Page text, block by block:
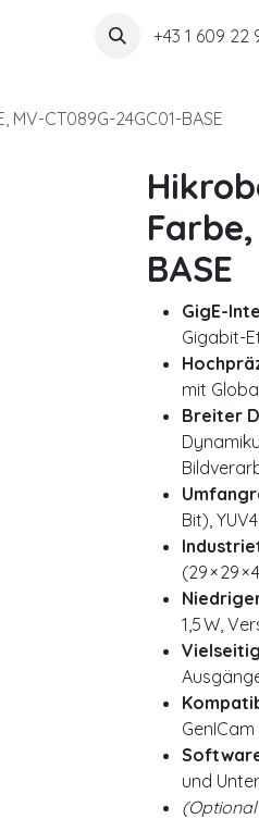
+43 1 609 22
CT089G-24GC01-BASE
Farbe,
BASE
GigE-
Gigabit-
mit
Breiter
Bit),
(29 × 29
1,5 W,
und